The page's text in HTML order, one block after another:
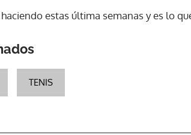
estas última semanas y es lo
TENIS